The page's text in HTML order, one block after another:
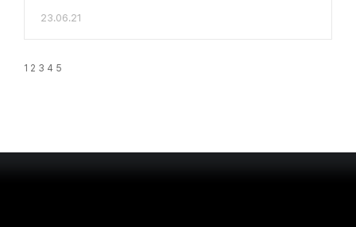
23.06.21
1 2 3 4 5